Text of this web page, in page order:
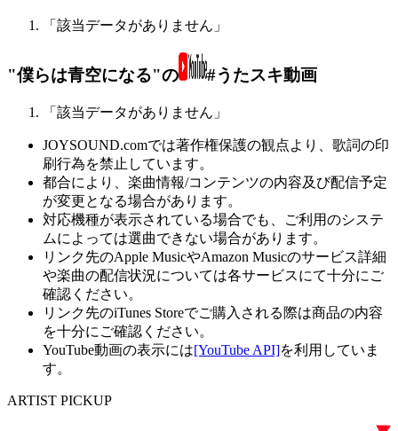
「該当データがありません」
"僕らは青空になる"の #うたスキ動画
「該当データがありません」
JOYSOUND.comでは著作権保護の観点より、歌詞の印
刷行為を禁止しています。
都合により、楽曲情報/コンテンツの内容及び配信予定
が変更となる場合があります。
対応機種が表示されている場合でも、ご利用のシステ
ムによっては選曲できない場合があります。
リンク先のApple MusicやAmazon Musicのサービス詳細
や楽曲の配信状況については各サービスにて十分にご
確認ください。
リンク先のiTunes Storeでご購入される際は商品の内容
を十分にご確認ください。
YouTube動画の表示には[YouTube API]を利用していま
す。
ARTIST PICKUP